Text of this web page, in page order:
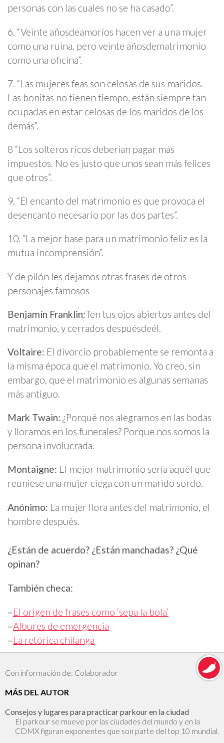
personas con las cuales no se ha casado”.
6. “Veinte añosdeamoríos hacen ver a una mujer
como una ruina, pero veinte añosdematrimonio
como una oficina”.
7. “Las mujeres feas son celosas de sus maridos.
Las bonitas no tienen tiempo, están siempre tan
ocupadas en estar celosas de los maridos de los
demás”.
8 “Los solteros ricos deberían pagar más
impuestos. No es justo que unos sean más felices
que otros”.
9. “El encanto del matrimonio es que provoca el
desencanto necesario por las dos partes”.
10. “La mejor base para un matrimonio feliz es la
mutua incomprensión”.
Y de pilón les dejamos otras frases de otros
personajes famosos
Benjamín Franklin:Ten tus ojos abiertos antes del
matrimonio, y cerrados despuésdeél.
Voltaire: El divorcio probablemente se remonta a
la misma época que el matrimonio. Yo creo, sin
embargo, que el matrimonio es algunas semanas
más antiguo.
Mark Twain: ¿Porqué nos alegramos en las bodas
y lloramos en los funerales? Porque nos somos la
persona involucrada.
Montaigne: El mejor matrimonio sería aquél que
reuniese una mujer ciega con un marido sordo.
Anónimo: La mujer llora antes del matrimonio, el
hombre después.
¿Están de acuerdo? ¿Están manchadas? ¿Qué
opinan?
También checa:
–El origen de frases como ‘sepa la bola’
–Albures de emergencia
–La retórica chilanga
Con información de: Colaborador
MÁS DEL AUTOR
Consejos y lugares para practicar parkour en la ciudad
El parkour se mueve por las ciudades del mundo y en la
CDMX figuran exponentes que son parte del top 10 mundial.